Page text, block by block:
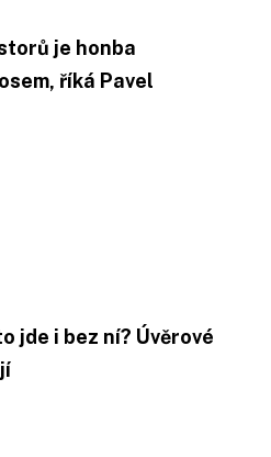
je honba
říká Pavel
jde i bez ní? Úvěrové